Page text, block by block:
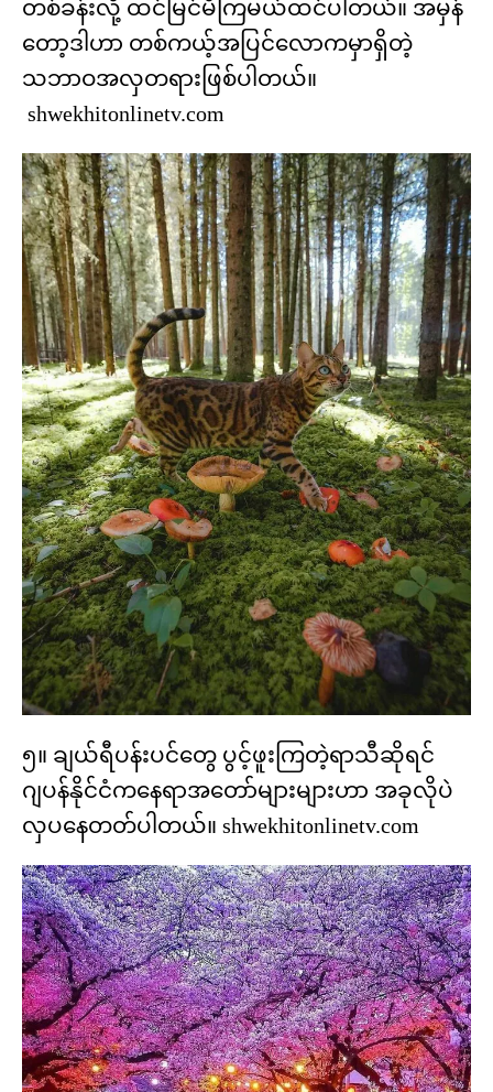
တစ်ခန်းလို့ ထင်မြင်မိကြမယ်ထင်ပါတယ်။ အမှန်
တော့ဒါဟာ တစ်ကယ့်အပြင်လောကမှာရှိတဲ့
သဘာဝအလှတရားဖြစ်ပါတယ်။
shwekhitonlinetv.com
၅။ ချယ်ရီပန်းပင်တွေ ပွင့်ဖူးကြတဲ့ရာသီဆိုရင်
ဂျပန်နိုင်ငံကနေရာအတော်များများဟာ အခုလိုပဲ
လှပနေတတ်ပါတယ်။ shwekhitonlinetv.com